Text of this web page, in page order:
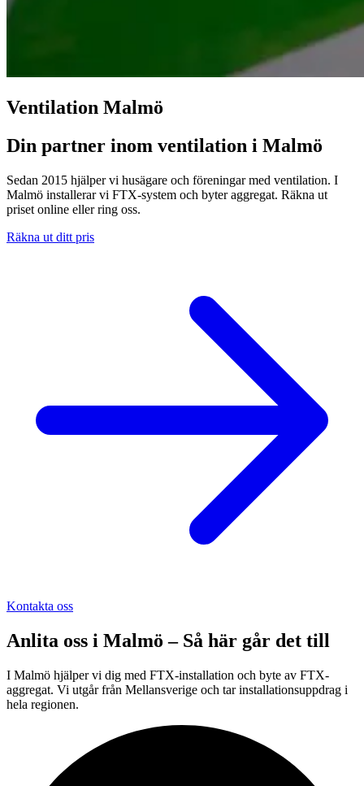
Ventilation Malmö
Din partner inom ventilation i Malmö
Sedan 2015 hjälper vi husägare och föreningar med ventilation. I
Malmö installerar vi FTX-system och byter aggregat. Räkna ut
priset online eller ring oss.
Räkna ut ditt pris
Kontakta oss
Anlita oss i Malmö – Så här går det till
I Malmö hjälper vi dig med FTX-installation och byte av FTX-
aggregat. Vi utgår från Mellansverige och tar installationsuppdrag i
hela regionen.